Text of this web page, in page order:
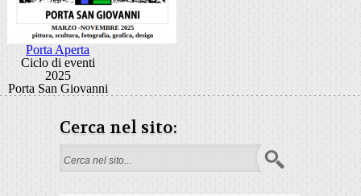
Porta Aperta
Ciclo di eventi
2025
Porta San Giovanni
Cerca nel sito:
Form di ricerca